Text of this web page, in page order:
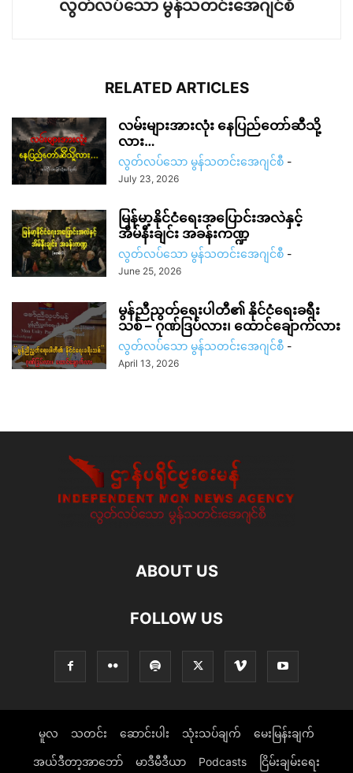
လွတ်လပ်သော မွန်သတင်းအေဂျင်စီ
RELATED ARTICLES
လမ်းများအားလုံး နေပြည်တော်ဆီသို့
လား…
လွတ်လပ်သော မွန်သတင်းအေဂျင်စီ -
July 23, 2026
မြန်မာ့နိုင်ငံရေးအပြောင်းအလဲနှင့်
အိမ်နီးချင်း အခန်းကဏ္ဍ
လွတ်လပ်သော မွန်သတင်းအေဂျင်စီ -
June 25, 2026
မွန်ညီညွတ်ရေးပါတီ၏ နိုင်ငံရေးခရီး
သစ် – ဂုဏ်ဒြပ်လား၊ ထောင်ချောက်လား
လွတ်လပ်သော မွန်သတင်းအေဂျင်စီ -
April 13, 2026
ABOUT US
FOLLOW US
မူလ သတင်း ဆောင်းပါး သုံးသပ်ချက် မေးမြန်းချက်
အယ်ဒီတာ့အာဘော် မာဒီမီဒီယာ Podcasts ငြိမ်းချမ်းရေး